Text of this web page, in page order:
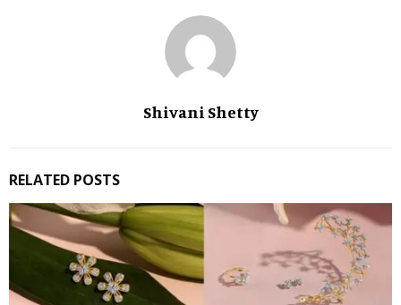
Shivani Shetty
RELATED POSTS